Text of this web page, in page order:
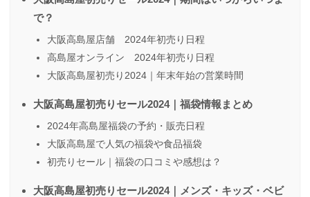
で？
大阪高島屋店舗 2024年初売り日程
高島屋オンライン 2024年初売り日程
大阪高島屋初売り2024｜年末年始の営業時間
大阪高島屋初売りセール2024｜福袋情報まとめ
2024年高島屋福袋の予約・販売日程
大阪高島屋で人気の福袋や食品福袋
初売りセール｜福袋の口コミや感想は？
大阪高島屋初売りセール2024｜メンズ・キッズ・ベビ